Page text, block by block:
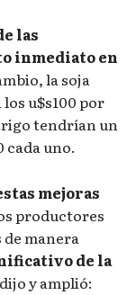
las
inmediato en
la soja
u$s100 por
tendrían un
cada uno.
mejoras
productores
manera
de la
y amplió: